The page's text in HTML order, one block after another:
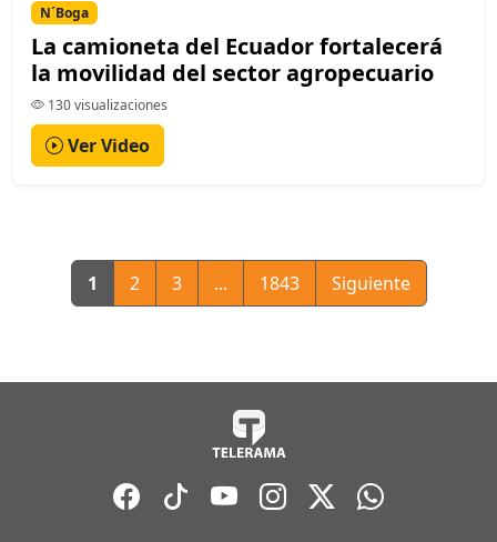
N´Boga
La camioneta del Ecuador fortalecerá
la movilidad del sector agropecuario
130 visualizaciones
Ver Video
1 2 3 ... 1843 Siguiente